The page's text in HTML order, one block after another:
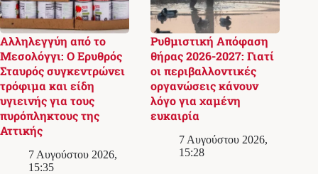
Αλληλεγγύη από το
Μεσολόγγι: Ο Ερυθρός
Σταυρός συγκεντρώνει
τρόφιμα και είδη
υγιεινής για τους
πυρόπληκτους της
Αττικής
7 Αυγούστου 2026,
15:35
Ρυθμιστική Απόφαση
θήρας 2026-2027: Γιατί
οι περιβαλλοντικές
οργανώσεις κάνουν
λόγο για χαμένη
ευκαιρία
7 Αυγούστου 2026,
15:28